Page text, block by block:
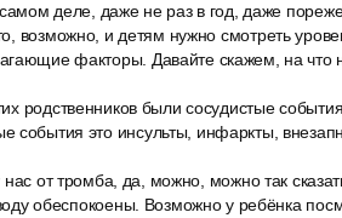
деле, даже не раз в год, даже
возможно, и детям нужно смотреть
факторы. Давайте скажем, на что
родственников были сосудистые
события это инсульты, инфаркты,
от тромба, да, можно, можно так
обеспокоены. Возможно у ребёнка